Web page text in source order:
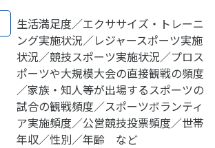
生活満足度／エクササイズ・トレーニ
ング実施状況／レジャースポーツ実施
状況／競技スポーツ実施状況／プロス
ポーツや大規模大会の直接観戦の頻度
／家族・知人等が出場するスポーツの
試合の観戦頻度／スポーツボランティ
ア実施頻度／公営競技投票頻度／世帯
年収／性別／年齢 など